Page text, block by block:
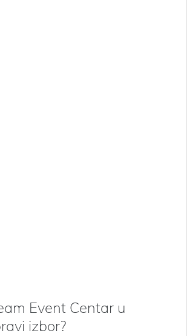
Event Centar u
izbor?